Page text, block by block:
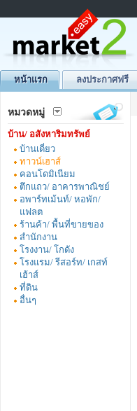
หน้าแรก ลงประกาศฟรี
หมวดหมู่
บ้าน/ อสังหาริมทรัพย์
บ้านเดี่ยว
ทาวน์เฮาส์
คอนโดมิเนียม
ตึกแถว/ อาคารพาณิชย์
อพาร์ทเม้นท์/ หอพัก/
แฟลต
ร้านค้า/ พื้นที่ขายของ
สำนักงาน
โรงงาน/ โกดัง
โรงแรม/ รีสอร์ท/ เกสท์
เฮ้าส์
ที่ดิน
อื่นๆ